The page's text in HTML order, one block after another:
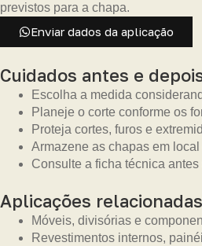
previstos para a chapa.
Enviar dados da aplicação
Cuidados antes e
Escolha a medida
Planeje o corte conforme os
Proteja cortes, furos e
Armazene as chapas em local
Consulte a ficha técnica
Aplicações relacionadas
Móveis, divisórias e
Revestimentos internos,